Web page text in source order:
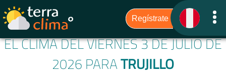
EL CLIMA DEL VIERNES 3 DE JULIO DE
2026 PARATRUJILLO